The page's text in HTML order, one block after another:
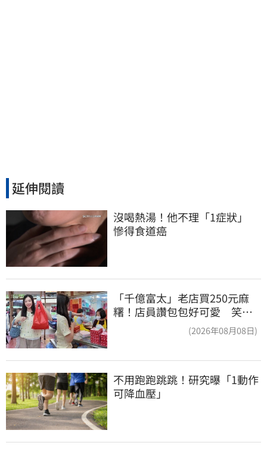
延伸閱讀
沒喝熱湯！他不理「1症狀」
慘得食道癌
「千億富太」老店買250元麻
糬！店員讚包包好可愛 笑
(2026年08月08日)
不用跑跑跳跳！研究曝「1動作
可降血壓」